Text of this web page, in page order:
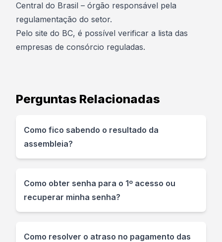
Central do Brasil – órgão responsável pela
regulamentação do setor.
Pelo site do BC, é possível verificar a lista das
empresas de consórcio reguladas.
Perguntas Relacionadas
Como fico sabendo o resultado da
assembleia?
Como obter senha para o 1º acesso ou
recuperar minha senha?
Como resolver o atraso no pagamento das